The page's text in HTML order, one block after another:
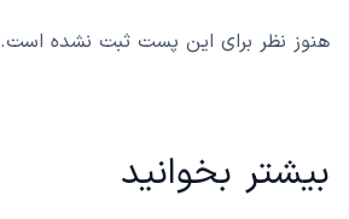
هنوز نظر برای این پست ثبت نشده است.
بیشتر بخوانید